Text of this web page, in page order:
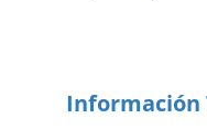
Información